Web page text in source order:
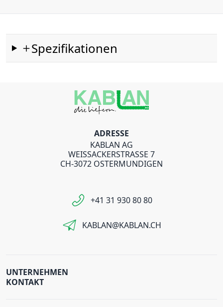
Spezifikationen
ADRESSE
KABLAN AG
WEISSACKERSTRASSE 7
CH-3072 OSTERMUNDIGEN
+41 31 930 80 80
KABLAN@KABLAN.CH
UNTERNEHMEN
KONTAKT